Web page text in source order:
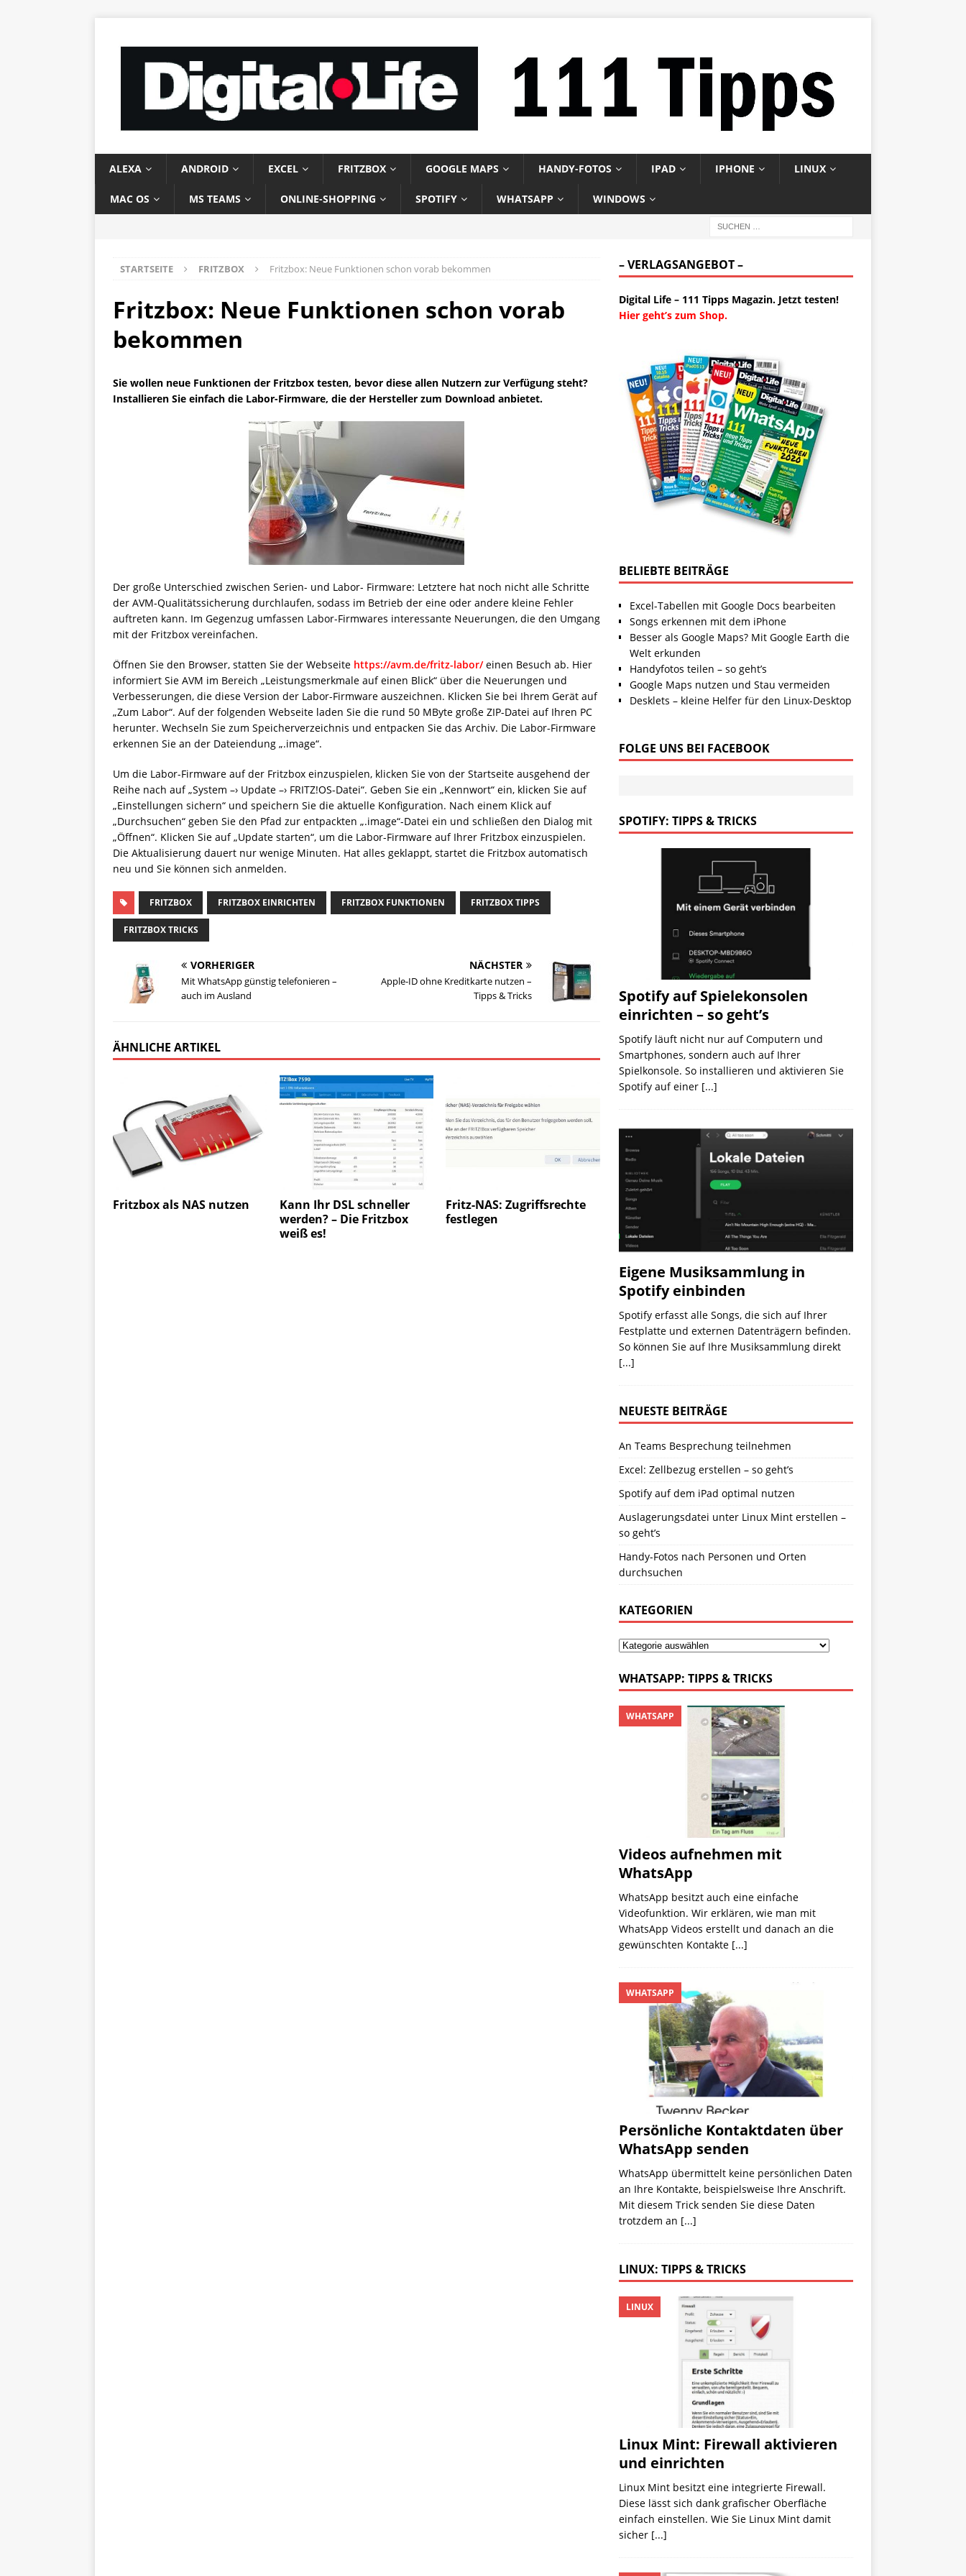
ALEXA ANDROID EXCEL FRITZBOX GOOGLE MAPS HANDY-FOTOS IPAD IPHONE LINUX
MAC OS MS TEAMS ONLINE-SHOPPING SPOTIFY WHATSAPP WINDOWS
STARTSEITE FRITZBOX Fritzbox: Neue Funktionen schon vorab bekommen
Fritzbox: Neue Funktionen schon vorab
bekommen
Sie wollen neue Funktionen der Fritzbox testen, bevor diese allen Nutzern zur Verfügung steht?
Installieren Sie einfach die Labor-Firmware, die der Hersteller zum Download anbietet.
Der große Unterschied zwischen Serien- und Labor- Firmware: Letztere hat noch nicht alle Schritte
der AVM-Qualitätssicherung durchlaufen, sodass im Betrieb der eine oder andere kleine Fehler
auftreten kann. Im Gegenzug umfassen Labor-Firmwares interessante Neuerungen, die den Umgang
mit der Fritzbox vereinfachen.
Öffnen Sie den Browser, statten Sie der Webseite https://avm.de/fritz-labor/einen Besuch ab. Hier
informiert Sie AVM im Bereich „Leistungsmerkmale auf einen Blick“ über die Neuerungen und
Verbesserungen, die diese Version der Labor-Firmware auszeichnen. Klicken Sie bei Ihrem Gerät auf
„Zum Labor“. Auf der folgenden Webseite laden Sie die rund 50 MByte große ZIP-Datei auf Ihren PC
herunter. Wechseln Sie zum Speicherverzeichnis und entpacken Sie das Archiv. Die Labor-Firmware
erkennen Sie an der Dateiendung „.image“.
Um die Labor-Firmware auf der Fritzbox einzuspielen, klicken Sie von der Startseite ausgehend der
Reihe nach auf „System –› Update –› FRITZ!OS-Datei“. Geben Sie ein „Kennwort“ ein, klicken Sie auf
„Einstellungen sichern“ und speichern Sie die aktuelle Konfiguration. Nach einem Klick auf
„Durchsuchen“ geben Sie den Pfad zur entpackten „.image“-Datei ein und schließen den Dialog mit
„Öffnen“. Klicken Sie auf „Update starten“, um die Labor-Firmware auf Ihrer Fritzbox einzuspielen.
Die Aktualisierung dauert nur wenige Minuten. Hat alles geklappt, startet die Fritzbox automatisch
neu und Sie können sich anmelden.
FRITZBOX FRITZBOX EINRICHTEN FRITZBOX FUNKTIONEN FRITZBOX TIPPS
FRITZBOX TRICKS
VORHERIGER
Mit WhatsApp günstig telefonieren –
auch im Ausland
NÄCHSTER
Apple-ID ohne Kreditkarte nutzen –
Tipps & Tricks
ÄHNLICHE ARTIKEL
Fritzbox als NAS nutzen
Kann Ihr DSL schneller
werden? – Die Fritzbox
weiß es!
Fritz-NAS: Zugriffsrechte
festlegen
– VERLAGSANGEBOT –
Digital Life – 111 Tipps Magazin. Jetzt testen!
Hier geht’s zum Shop.
BELIEBTE BEITRÄGE
Excel-Tabellen mit Google Docs bearbeiten
Songs erkennen mit dem iPhone
Besser als Google Maps? Mit Google Earth die
Welt erkunden
Handyfotos teilen – so geht’s
Google Maps nutzen und Stau vermeiden
Desklets – kleine Helfer für den Linux-Desktop
FOLGE UNS BEI FACEBOOK
SPOTIFY: TIPPS & TRICKS
Spotify auf Spielekonsolen
einrichten – so geht’s
Spotify läuft nicht nur auf Computern und
Smartphones, sondern auch auf Ihrer
Spielkonsole. So installieren und aktivieren Sie
Spotify auf einer [...]
Eigene Musiksammlung in
Spotify einbinden
Spotify erfasst alle Songs, die sich auf Ihrer
Festplatte und externen Datenträgern befinden.
So können Sie auf Ihre Musiksammlung direkt
[...]
NEUESTE BEITRÄGE
An Teams Besprechung teilnehmen
Excel: Zellbezug erstellen – so geht’s
Spotify auf dem iPad optimal nutzen
Auslagerungsdatei unter Linux Mint erstellen –
so geht’s
Handy-Fotos nach Personen und Orten
durchsuchen
KATEGORIEN
WHATSAPP: TIPPS & TRICKS
Videos aufnehmen mit
WhatsApp
WHATSAPP
WhatsApp besitzt auch eine einfache
Videofunktion. Wir erklären, wie man mit
WhatsApp Videos erstellt und danach an die
gewünschten Kontakte [...]
Persönliche Kontaktdaten über
WhatsApp senden
WHATSAPP
WhatsApp übermittelt keine persönlichen Daten
an Ihre Kontakte, beispielsweise Ihre Anschrift.
Mit diesem Trick senden Sie diese Daten
trotzdem an [...]
LINUX: TIPPS & TRICKS
Linux Mint: Firewall aktivieren
und einrichten
LINUX
Linux Mint besitzt eine integrierte Firewall.
Diese lässt sich dank grafischer Oberfläche
einfach einstellen. Wie Sie Linux Mint damit
sicher [...]